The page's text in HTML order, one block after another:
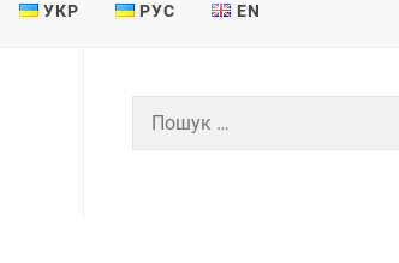
УКР РУС EN